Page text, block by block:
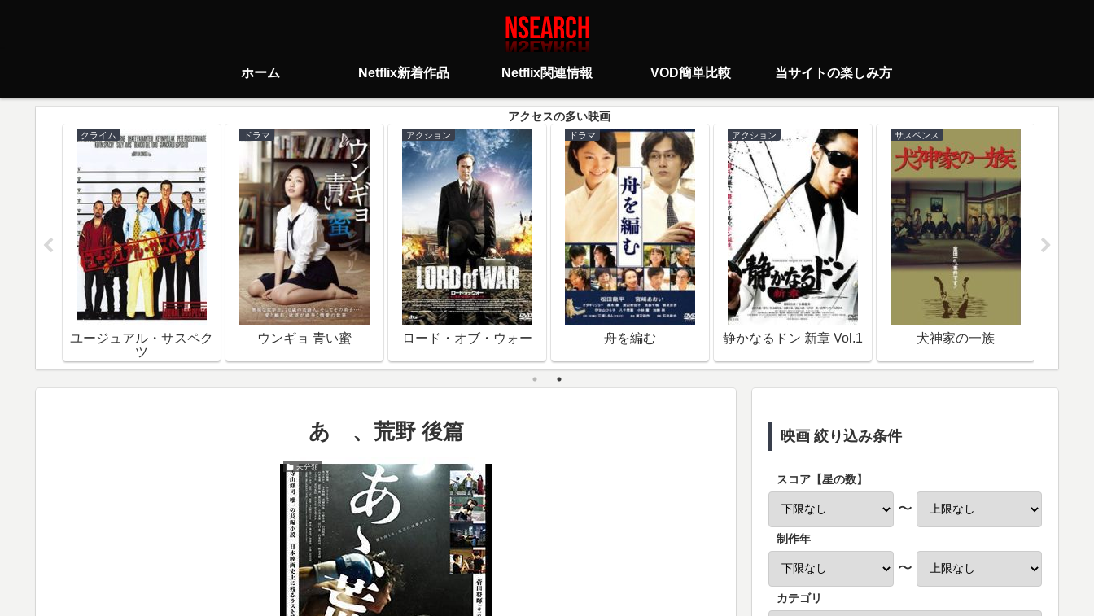
ホーム Netflix新着作品 Netflix関連情報 VOD簡単比較 当サイトの楽しみ方
クライム
ユージュアル・サスペク
ツ
ドラマ
ウンギョ 青い蜜
アクション
ロード・オブ・ウォー
ドラマ
舟を編む
アクション
静かなるドン 新章 Vol.1
サスペンス
犬神家の一族
あゝ、荒野 後篇
未分類
映画 絞り込み条件
スコア【星の数】
〜
制作年
〜
カテゴリ